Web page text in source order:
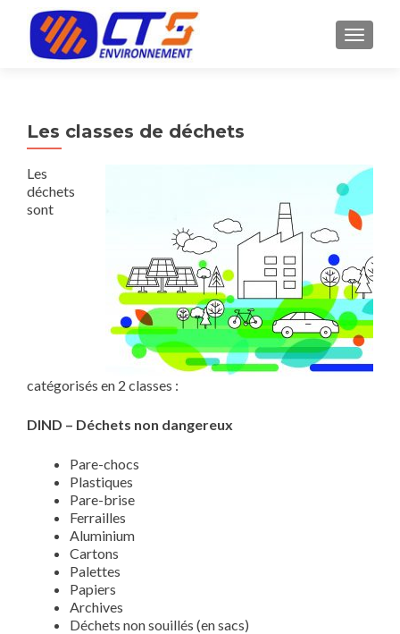
Les classes de déchets
Les
déchets
sont
catégorisés en 2 classes :
DIND – Déchets non dangereux
Pare-chocs
Plastiques
Pare-brise
Ferrailles
Aluminium
Cartons
Palettes
Papiers
Archives
Déchets non souillés (en sacs)